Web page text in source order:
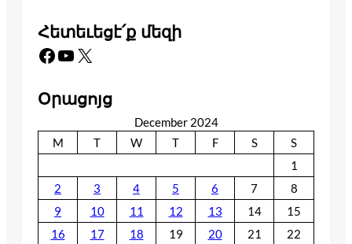
Հետեւեցէ՛ք մեզի
Facebook YouTube X
Օրացոյց
December 2024
M
T W T F S
S
1
2
3 4 5 6 7
8
9
10 11 12 13 14
15
16
17 18 19 20 21
22